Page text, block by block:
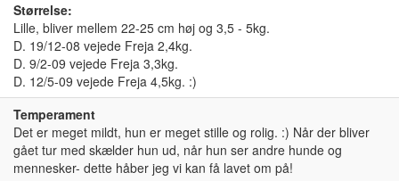
Størrelse:
Lille, bliver mellem 22-25 cm høj og 3,5 - 5kg.
D. 19/12-08 vejede Freja 2,4kg.
D. 9/2-09 vejede Freja 3,3kg.
D. 12/5-09 vejede Freja 4,5kg. :)
Temperament
Det er meget mildt, hun er meget stille og rolig. :) Når der bliver
gået tur med skælder hun ud, når hun ser andre hunde og
mennesker- dette håber jeg vi kan få lavet om på!